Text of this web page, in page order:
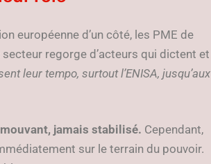
européenne d’un côté, les PME de
regorge d’acteurs qui dictent et
leur tempo, surtout l’ENISA, jusqu’aux
jamais stabilisé. Cependant,
sur le terrain du pouvoir.